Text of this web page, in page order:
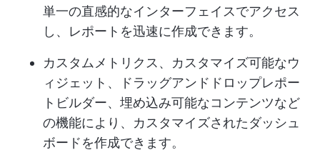
単一の直感的なインターフェイスでアクセス
し、レポートを迅速に作成できます。
カスタムメトリクス、カスタマイズ可能なウ
ィジェット、ドラッグアンドドロップレポー
トビルダー、埋め込み可能なコンテンツなど
の機能により、カスタマイズされたダッシュ
ボードを作成できます。